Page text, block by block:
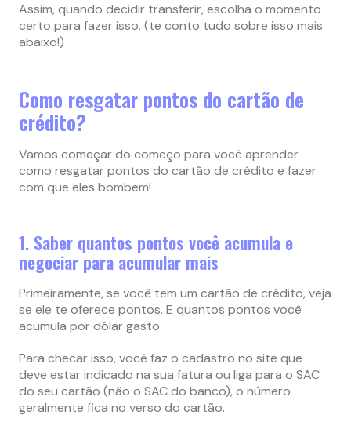
Assim, quando decidir transferir, escolha o momento
certo para fazer isso. (te conto tudo sobre isso mais
abaixo!)
Como resgatar pontos do cartão de
crédito?
Vamos começar do começo para você aprender
como resgatar pontos do cartão de crédito e fazer
com que eles bombem!
1. Saber quantos pontos você acumula e
negociar para acumular mais
Primeiramente, se você tem um cartão de crédito, veja
se ele te oferece pontos. E quantos pontos você
acumula por dólar gasto.
Para checar isso, você faz o cadastro no site que
deve estar indicado na sua fatura ou liga para o SAC
do seu cartão (não o SAC do banco), o número
geralmente fica no verso do cartão.